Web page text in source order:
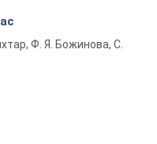
Ф. Я. Божинова, С.